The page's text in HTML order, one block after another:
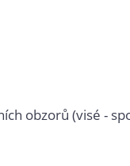
obzorů (visé -